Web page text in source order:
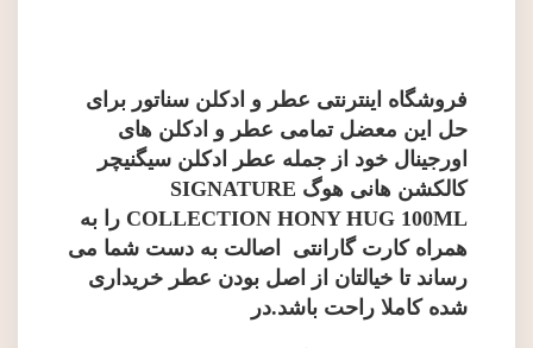
فروشگاه اینترنتی عطر و ادکلن سناتور برای
حل این معضل تمامی عطر و ادکلن های
اورجینال خود از جمله عطر ادکلن سیگنیچر
کالکشن هانی هوگ SIGNATURE
COLLECTION HONY HUG 100ML را به
همراه کارت گارانتی اصالت به دست شما می
رساند تا خیالتان از اصل بودن عطر خریداری
شده کاملا راحت باشد.در